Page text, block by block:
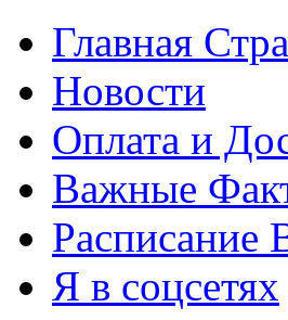
Главная
Новости
Оплата и
Важные
Расписание
Я в соцсетях